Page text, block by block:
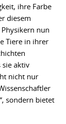
ihre Farbe
diesem
nun
Tiere in ihrer
sie aktiv
nicht nur
sondern bietet